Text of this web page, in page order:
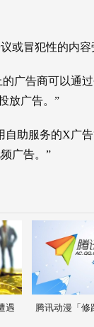
或冒犯性的内容
广告商可以通
放广告。”
助服务的X广
广告。”
遇
腾讯动漫「修